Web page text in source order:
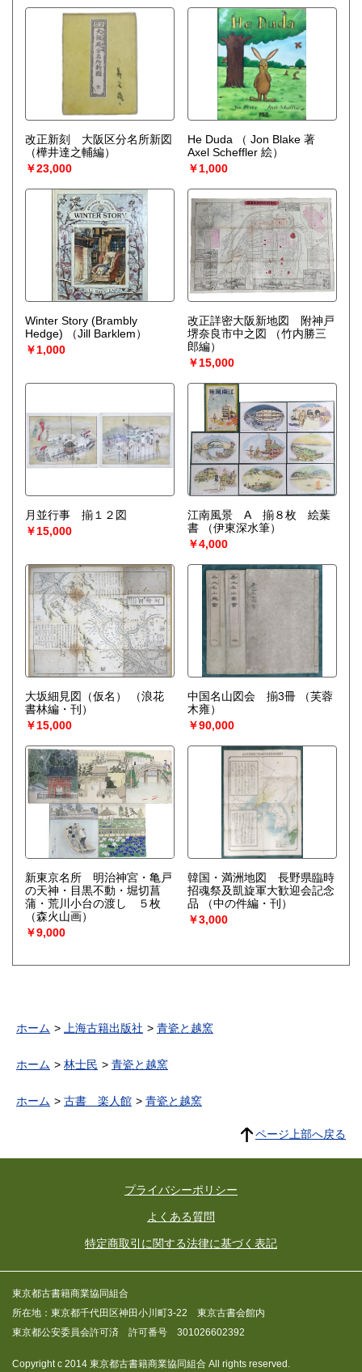
改正新刻 大阪区分名所新図
（樺井達之輔編）
￥23,000
He Duda
（ Jon Blake 著
Axel Scheffler 絵）
￥1,000
Winter Story (Brambly
Hedge)
（Jill Barklem）
￥1,000
改正詳密大阪新地図 附神戸
堺奈良市中之図
（竹内勝三
郎編）
￥15,000
月並行事 揃１２図
￥15,000
江南風景 A 揃８枚 絵葉
書
（伊東深水筆）
￥4,000
大坂細見図（仮名）
（浪花
書林編・刊）
￥15,000
中国名山図会 揃3冊
（芙蓉
木雍）
￥90,000
新東京名所 明治神宮・亀戸
の天神・目黒不動・堀切菖
蒲・荒川小台の渡し ５枚
（森火山画）
￥9,000
韓国・満洲地図 長野県臨時
招魂祭及凱旋軍大歓迎会記念
品
（中の件編・刊）
￥3,000
ホーム 上海古籍出版社 青瓷と越窯
ホーム 林士民 青瓷と越窯
ホーム 古書 楽人館 青瓷と越窯
ページ上部へ戻る
プライバシーポリシー
よくある質問
特定商取引に関する法律に基づく表記
東京都古書籍商業協同組合
所在地：東京都千代田区神田小川町3-22 東京古書会館内
東京都公安委員会許可済 許可番号 301026602392
Copyright c 2014 東京都古書籍商業協同組合 All rights reserved.